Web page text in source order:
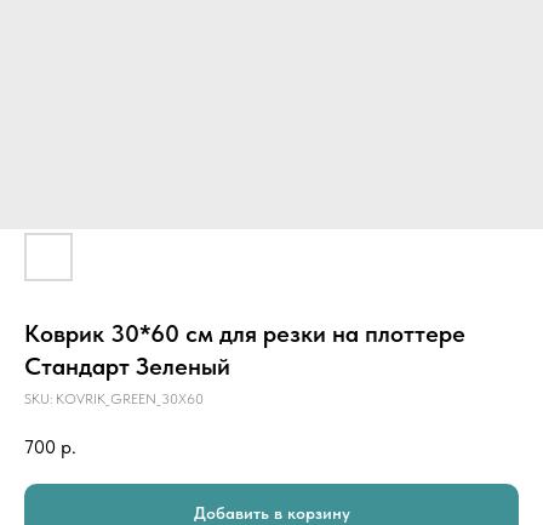
Коврик 30*60 см для резки на плоттере
Стандарт Зеленый
SKU: KOVRIK_GREEN_30X60
700 р.
Добавить в корзину